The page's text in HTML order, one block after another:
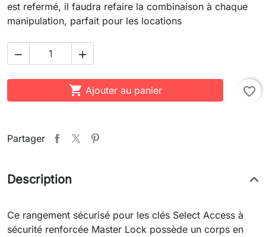
est refermé, il faudra refaire la combinaison à chaque
manipulation, parfait pour les locations
 
 Ajouter au panier favorite_border
Partager
Description
Ce rangement sécurisé pour les clés Select Access à
sécurité renforcée Master Lock possède un corps en